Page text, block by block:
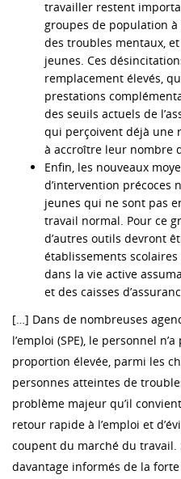
travailler restent
groupes de population
des troubles mentaux,
jeunes. Ces
remplacement élevés,
prestations
des seuils actuels de
qui perçoivent déjà une
à accroître leur nombre
Enfin, les nouveaux
d’intervention précoces
jeunes qui ne sont pas
travail normal. Pour ce
d’autres outils devront
établissements scolaires
dans la vie active
et des caisses
[…] Dans de nombreuses
l’emploi (SPE), le personnel
proportion élevée, parmi les
personnes atteintes de
problème majeur qu’il
retour rapide à l’emploi et
coupent du marché du
davantage informés de la